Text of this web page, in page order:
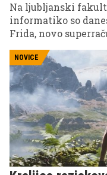
Na ljubljanski
informatiko so
Frida, novo
raziskovalno-
dvakrat večjo
Vega ter po
tehnološki preskok
umetne inteligence.
NOVICE